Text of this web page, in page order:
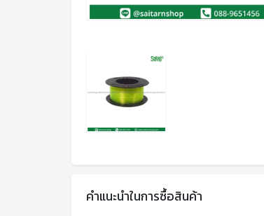
คำแนะนำในการซื้อสินค้า